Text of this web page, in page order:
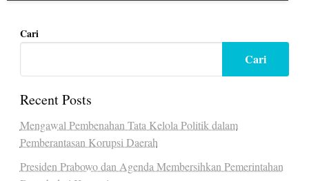
Cari
Cari
Recent Posts
Mengawal Pembenahan Tata Kelola Politik dalam
Pemberantasan Korupsi Daerah
Presiden Prabowo dan Agenda Membersihkan Pemerintahan